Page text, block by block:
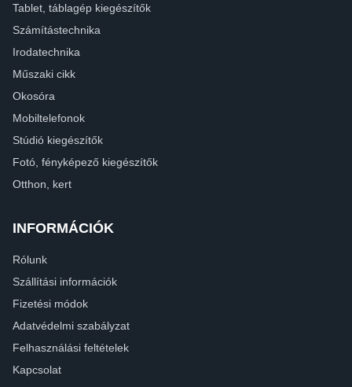
Tablet, táblagép kiegészítők
Számítástechnika
Irodatechnika
Műszaki cikk
Okosóra
Mobiltelefonok
Stúdió kiegészítők
Fotó, fényképező kiegészítők
Otthon, kert
INFORMÁCIÓK
Rólunk
Szállítási információk
Fizetési módok
Adatvédelmi szabályzat
Felhasználási feltételek
Kapcsolat